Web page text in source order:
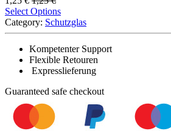
Select Options
Category: Schutzglas
Kompetenter Support
Flexible Retouren
Expresslieferung
Guaranteed safe checkout